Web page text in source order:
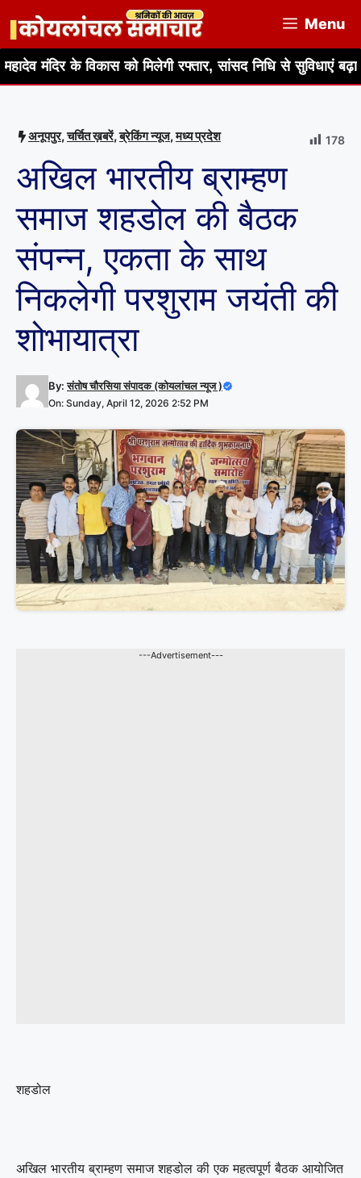
content
Menu
विकास को मिलेगी रफ्तार, सांसद निधि से सुविधाएं बढ़ाने का
अनूपपुर,चर्चित ख़बरें,ब्रेकिंग न्यूज,मध्य प्रदेश 178
अखिल भारतीय ब्राम्हण
समाज शहडोल की बैठक
संपन्न, एकता के साथ
निकलेगी परशुराम जयंती की
शोभायात्रा
By:संतोष चौरसिया संपादक (कोयलांचल न्यूज )
On: Sunday, April 12, 2026 2:52 PM
---Advertisement---
शहडोल
अखिल भारतीय ब्राम्हण समाज शहडोल की एक महत्वपूर्ण बैठक आयोजित